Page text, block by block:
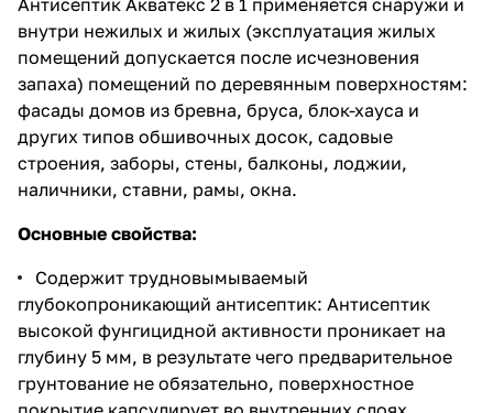
внутри нежилых и жилых (эксплуатация жилых
помещений допускается после исчезновения
запаха) помещений по деревянным поверхностям:
фасады домов из бревна, бруса, блок-хауса и
других типов обшивочных досок, садовые
строения, заборы, стены, балконы, лоджии,
наличники, ставни, рамы, окна.
Основные свойства:
Содержит трудновымываемый
глубокопроникающий антисептик: Антисептик
высокой фунгицидной активности проникает на
глубину 5 мм, в результате чего предварительное
грунтование не обязательно, поверхностное